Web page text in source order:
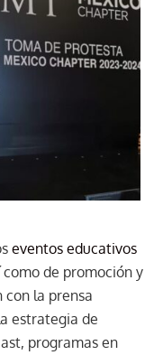
eventos educativos
de promoción y
con la prensa
estrategia de
programas en